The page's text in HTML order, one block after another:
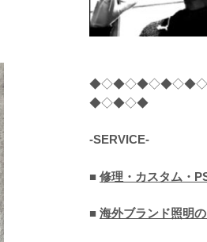
◆◇◆◇◆
-SERVICE-
■ 修理・カスタム・
■ 海外ブランド照明